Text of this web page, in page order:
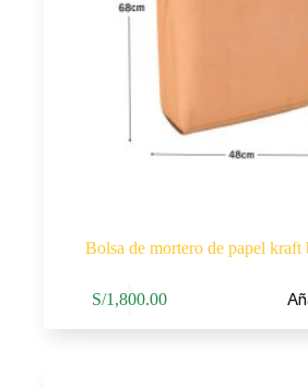
Bolsa de mortero de papel kraft
S/1,800.00